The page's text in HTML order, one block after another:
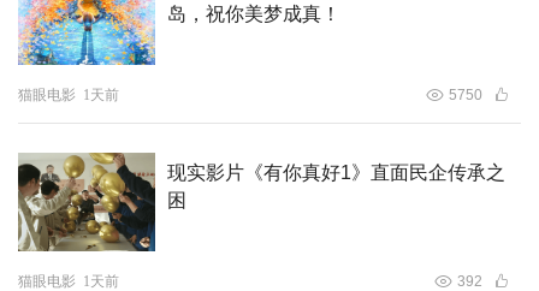
影视文化有限公司发行、山西菲尔幕文化传媒有限公司联合
发行与宣传。影片于今日6月16日正式全国上映，诚邀您一
岛，祝你美梦成真！
猫眼电影 1天前 5750
现实影片《有你真好1》直面民企传承之
困
猫眼电影 1天前 392